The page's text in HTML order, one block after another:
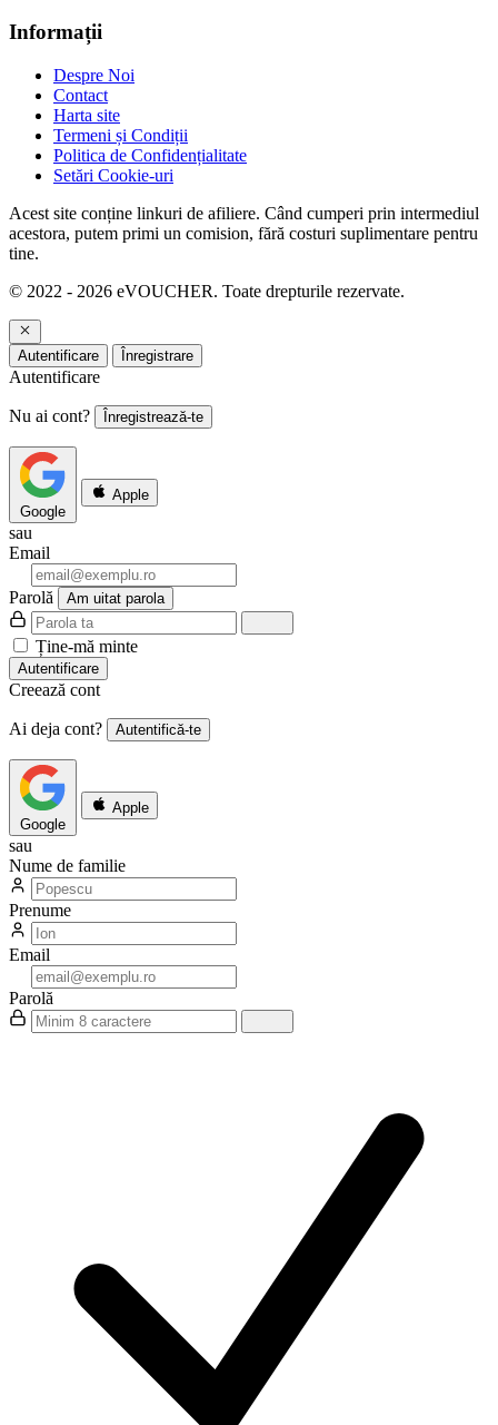
Informații
Despre Noi
Contact
Harta site
Termeni și Condiții
Politica de Confidențialitate
Setări Cookie-uri
Acest site conține linkuri de afiliere. Când cumperi prin intermediul
acestora, putem primi un comision, fără costuri suplimentare pentru
tine.
© 2022 - 2026 eVOUCHER. Toate drepturile rezervate.
Autentificare Înregistrare
Autentificare
Nu ai cont? Înregistrează-te
Google
Apple
sau
Email
Parolă Am uitat parola
Ține-mă minte
Autentificare
Creează cont
Ai deja cont? Autentifică-te
Google
Apple
sau
Nume de familie
Prenume
Email
Parolă